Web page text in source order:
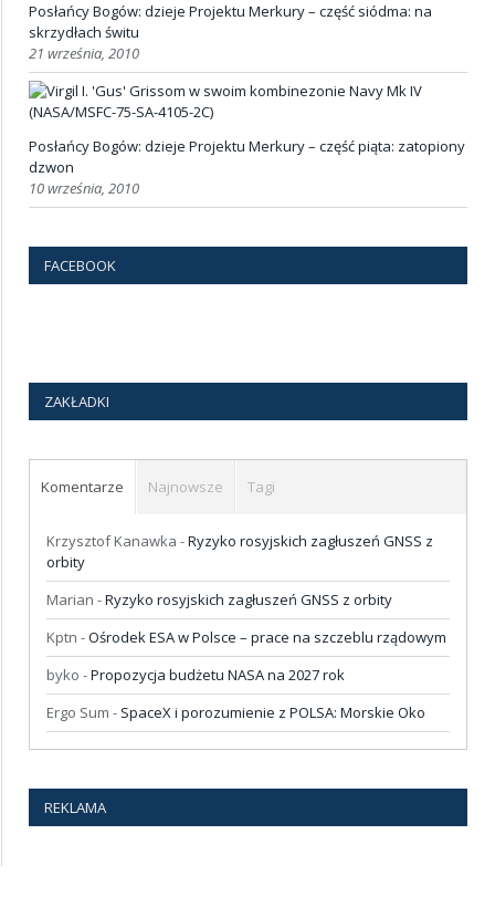
Posłańcy Bogów: dzieje Projektu Merkury – część siódma: na
skrzydłach świtu
21 września, 2010
Posłańcy Bogów: dzieje Projektu Merkury – część piąta: zatopiony
dzwon
10 września, 2010
FACEBOOK
ZAKŁADKI
Komentarze Najnowsze Tagi
Krzysztof Kanawka -Ryzyko rosyjskich zagłuszeń GNSS z
orbity
Marian -Ryzyko rosyjskich zagłuszeń GNSS z orbity
Kptn -Ośrodek ESA w Polsce – prace na szczeblu rządowym
byko -Propozycja budżetu NASA na 2027 rok
Ergo Sum - SpaceX i porozumienie z POLSA: Morskie Oko
REKLAMA